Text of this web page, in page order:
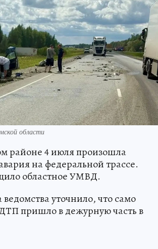
области
районе 4 июля произошла
на федеральной трассе.
областное УМВД.
уточнило, что само
пришло в дежурную часть в